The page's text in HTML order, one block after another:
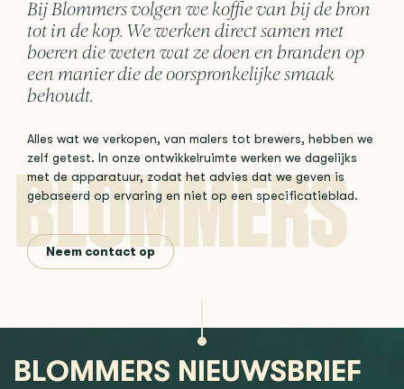
Bij Blommers volgen we koffie van bij de bron
tot in de kop. We werken direct samen met
boeren die weten wat ze doen en branden op
een manier die de oorspronkelijke smaak
behoudt.
Alles wat we verkopen, van malers tot brewers, hebben we
zelf getest. In onze ontwikkelruimte werken we dagelijks
met de apparatuur, zodat het advies dat we geven is
gebaseerd op ervaring en niet op een specificatieblad.
Neem contact op
BLOMMERS NIEUWSBRIEF